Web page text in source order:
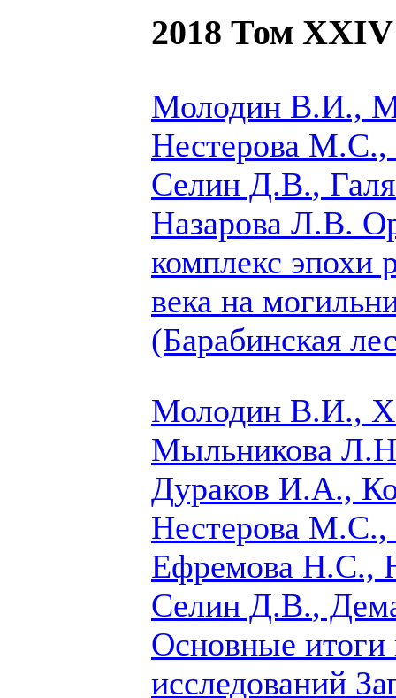
2018 Том XXIV
Молодин В.И.,
Нестерова М.С.,
Селин Д.В.,
Назарова Л.В.
комплекс эпохи
века на
(Барабинская
Молодин В.И.,
Мыльникова
Дураков И.А.,
Нестерова
Ефремова Н.С.,
Селин Д.В.,
Основные итоги
исследований